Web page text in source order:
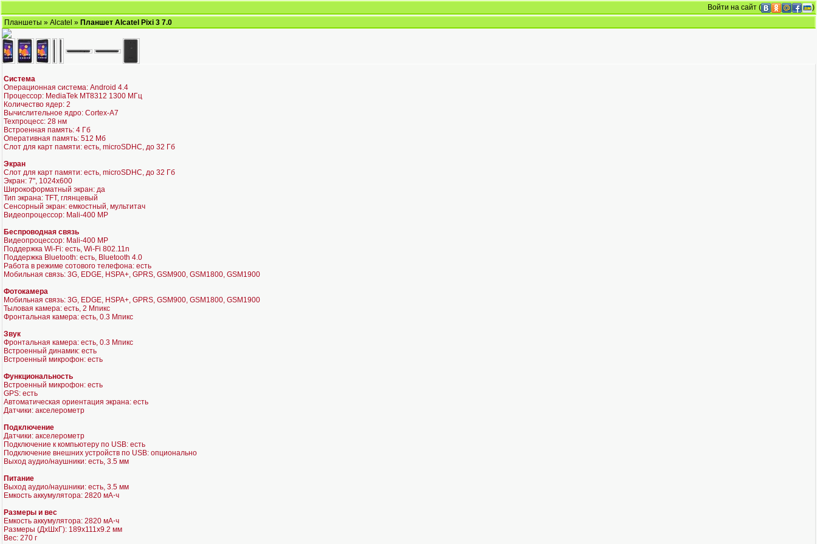
Войти на сайт (
)
Планшеты » Alcatel » Планшет Alcatel Pixi 3 7.0
Система
Операционная система: Android 4.4
Процессор: MediaTek MT8312 1300 МГц
Количество ядер: 2
Вычислительное ядро: Cortex-A7
Техпроцесс: 28 нм
Встроенная память: 4 Гб
Оперативная память: 512 Мб
Слот для карт памяти: есть, microSDHC, до 32 Гб
Экран
Слот для карт памяти: есть, microSDHC, до 32 Гб
Экран: 7", 1024x600
Широкоформатный экран: да
Тип экрана: TFT, глянцевый
Сенсорный экран: емкостный, мультитач
Видеопроцессор: Mali-400 MP
Беспроводная связь
Видеопроцессор: Mali-400 MP
Поддержка Wi-Fi: есть, Wi-Fi 802.11n
Поддержка Bluetooth: есть, Bluetooth 4.0
Работа в режиме сотового телефона: есть
Мобильная связь: 3G, EDGE, HSPA+, GPRS, GSM900, GSM1800, GSM1900
Фотокамера
Мобильная связь: 3G, EDGE, HSPA+, GPRS, GSM900, GSM1800, GSM1900
Тыловая камера: есть, 2 Мпикс
Фронтальная камера: есть, 0.3 Мпикс
Звук
Фронтальная камера: есть, 0.3 Мпикс
Встроенный динамик: есть
Встроенный микрофон: есть
Функциональность
Встроенный микрофон: есть
GPS: есть
Автоматическая ориентация экрана: есть
Датчики: акселерометр
Подключение
Датчики: акселерометр
Подключение к компьютеру по USB: есть
Подключение внешних устройств по USB: опционально
Выход аудио/наушники: есть, 3.5 мм
Питание
Выход аудио/наушники: есть, 3.5 мм
Емкость аккумулятора: 2820 мА⋅ч
Размеры и вес
Емкость аккумулятора: 2820 мА⋅ч
Размеры (ДхШхГ): 189x111x9.2 мм
Вес: 270 г